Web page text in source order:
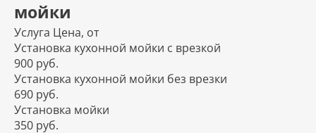
мойки
Услуга Цена, от
Установка кухонной мойки с врезкой
900 руб.
Установка кухонной мойки без врезки
690 руб.
Установка мойки
350 руб.